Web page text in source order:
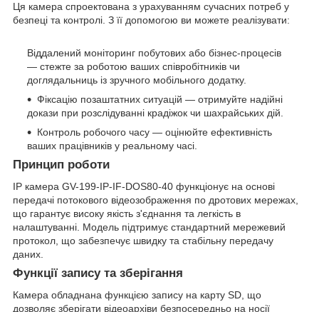
Ця камера спроектована з урахуванням сучасних потреб у
безпеці та контролі. З її допомогою ви можете реалізувати:
Віддалений моніторинг побутових або бізнес-процесів
— стежте за роботою ваших співробітників чи
доглядальниць із зручного мобільного додатку.
Фіксацію позаштатних ситуацій — отримуйте надійні
докази при розслідуванні крадіжок чи шахрайських дій.
Контроль робочого часу — оцінюйте ефективність
ваших працівників у реальному часі.
Принцип роботи
IP камера GV-199-IP-IF-DOS80-40 функціонує на основі
передачі потокового відеозображення по дротових мережах,
що гарантує високу якість з'єднання та легкість в
налаштуванні. Модель підтримує стандартний мережевий
протокол, що забезпечує швидку та стабільну передачу
даних.
Функції запису та зберігання
Камера обладнана функцією запису на карту SD, що
дозволяє зберігати відеоархіви безпосередньо на носії